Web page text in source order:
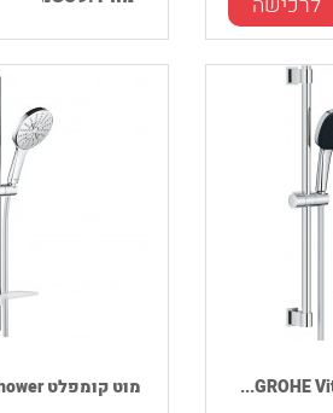
מוט קומפלט GROHE Rainshower...